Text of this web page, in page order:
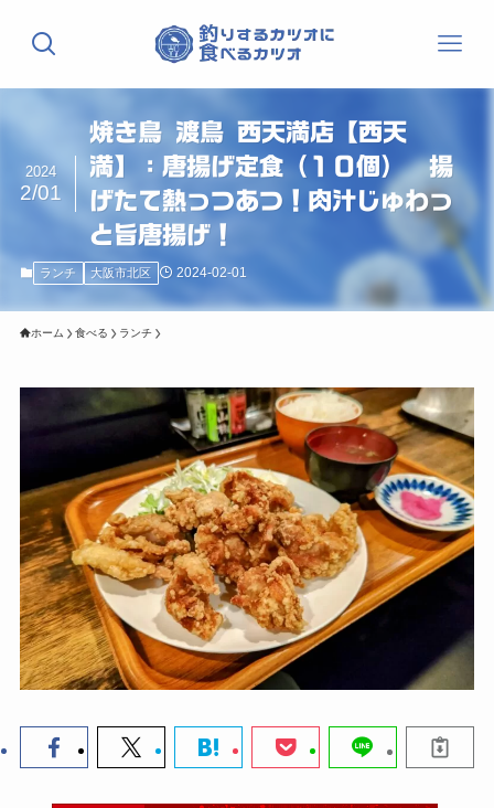
焼き鳥 渡鳥 西天満店【西天
満】：唐揚げ定食（１０個） 揚
げたて熱っつあつ！肉汁じゅわっ
と旨唐揚げ！
2024
2/01
ランチ 大阪市北区 2024-02-01
ホーム 食べる ランチ